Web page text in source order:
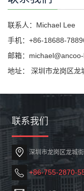
联系人：Michael Lee
手机：+86-18688-
邮箱：
地址： 深圳市龙岗区龙
联系我们
深圳市龙岗区龙城
+86-755-2870-